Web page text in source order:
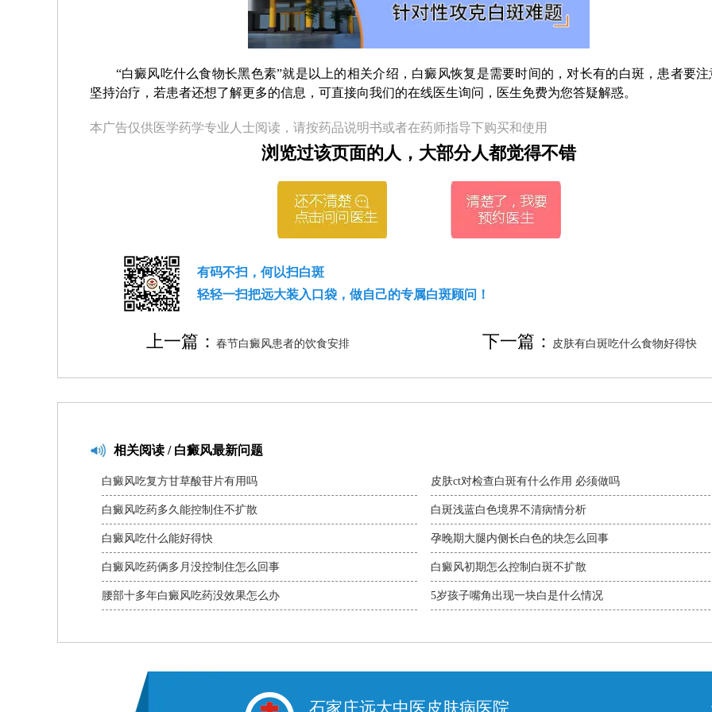
“白癜风吃什么食物长黑色素”就是以上的相关介绍，白癜风恢复是需要时间的，对长有的白斑，患者要注
坚持治疗，若患者还想了解更多的信息，可直接向我们的在线医生询问，医生免费为您答疑解惑。
本广告仅供医学药学专业人士阅读，请按药品说明书或者在药师指导下购买和使用
浏览过该页面的人，大部分人都觉得不错
有码不扫，何以扫白斑
轻轻一扫把远大装入口袋，做自己的专属白斑顾问！
上一篇： 春节白癜风患者的饮食安排 下一篇： 皮肤有白斑吃什么食物好得快
相关阅读 / 白癜风最新问题
白癜风吃复方甘草酸苷片有用吗
白癜风吃药多久能控制住不扩散
白癜风吃什么能好得快
白癜风吃药俩多月没控制住怎么回事
腰部十多年白癜风吃药没效果怎么办
皮肤ct对检查白斑有什么作用 必须做吗
白斑浅蓝白色境界不清病情分析
孕晚期大腿内侧长白色的块怎么回事
白癜风初期怎么控制白斑不扩散
5岁孩子嘴角出现一块白是什么情况